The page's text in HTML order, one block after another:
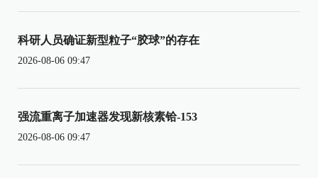
科研人员确证新型粒子“胶球”的存在
2026-08-06 09:47
强流重离子加速器发现新核素铪-153
2026-08-06 09:47